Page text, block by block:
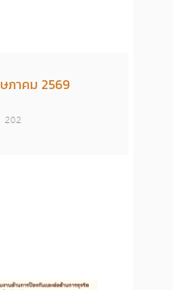
ภาคม 2569
202